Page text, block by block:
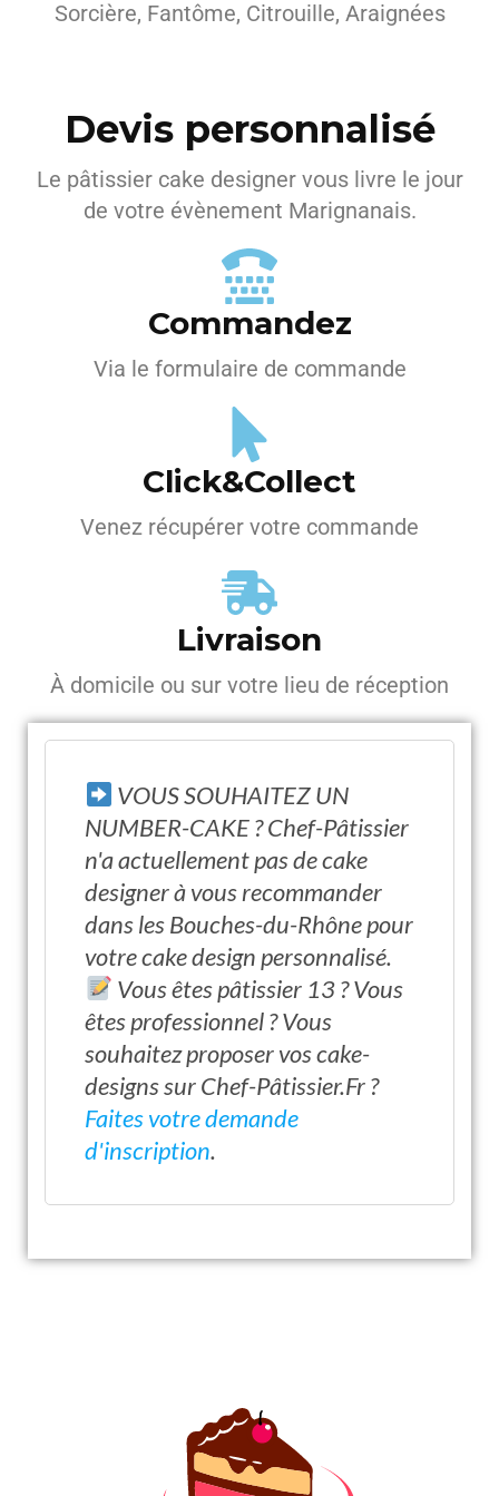
Sorcière, Fantôme, Citrouille, Araignées
Devis personnalisé
Le pâtissier cake designer vous livre le jour
de votre évènement Marignanais.
Commandez
Via le formulaire de commande
Click&Collect
Venez récupérer votre commande
Livraison
À domicile ou sur votre lieu de réception
VOUS SOUHAITEZ UN
NUMBER-CAKE ? Chef-Pâtissier
n'a actuellement pas de cake
designer à vous recommander
dans les Bouches-du-Rhône pour
votre cake design personnalisé.
Vous êtes pâtissier 13 ? Vous
êtes professionnel ? Vous
souhaitez proposer vos cake-
designs sur Chef-Pâtissier.Fr ?
Faites votre demande
d'inscription.